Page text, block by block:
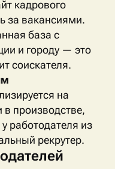
кадрового
за вакансиями.
база с
и городу — это
соискателя.
на
в производстве,
работодателя из
рекрутер.